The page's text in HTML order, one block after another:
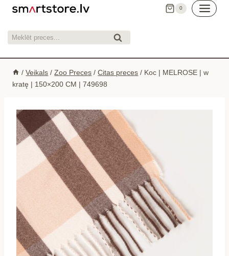
Skip
content
0
Meklēt: Meklēt
/ Veikals / Zoo Preces / Citas preces / Koc | MELROSE | w
kratę | 150×200 CM | 749698